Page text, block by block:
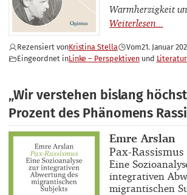
Warmherzigkeit
Rezensiert vonKristina Stella Vom21. Januar
Eingeordnet inLinke – Perspektiven
„Wir verstehen bislang
Prozent des Phänomens
Buchautor_innen
Emre Arslan
Buchtitel
Pax-Rassismus
Buchuntertitel
Eine
integrativen
migrantischen